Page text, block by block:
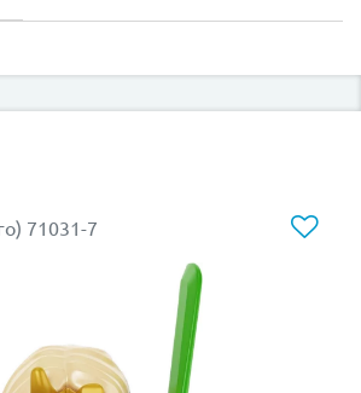
71031-7